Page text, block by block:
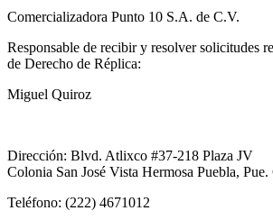
Comercializadora Punto 10 S.A. de C.V.
Responsable de recibir y resolver solicitudes
de Derecho de Réplica:
Miguel Quiroz
Dirección: Blvd. Atlixco #37-218 Plaza JV
Colonia San José Vista Hermosa Puebla, Pue.
Teléfono: (222) 4671012